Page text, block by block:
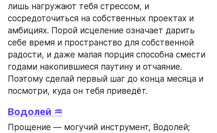
лишь нагружают тебя стрессом, и
сосредоточиться на собственных проектах и
амбициях. Порой исцеление означает дарить
себе время и пространство для собственной
радости, и даже малая порция способна смести
годами накопившиеся паутину и отчаяние.
Поэтому сделай первый шаг до конца месяца и
посмотри, куда он тебя приведёт.
Водолей ♒
Прощение — могучий инструмент, Водолей;